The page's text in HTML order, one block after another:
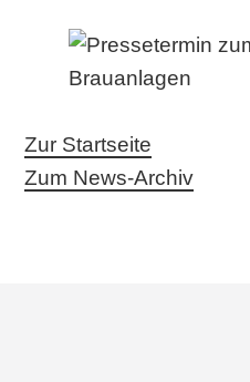
Zur Startseite
Zum News-Archiv